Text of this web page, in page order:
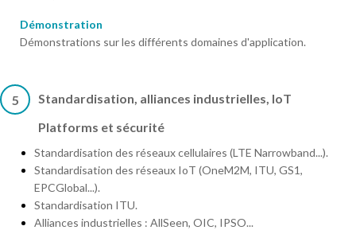
Démonstration
Démonstrations sur les différents domaines d'application.
5
Standardisation, alliances industrielles, IoT
Platforms et sécurité
Standardisation des réseaux cellulaires (LTE Narrowband...).
Standardisation des réseaux IoT (OneM2M, ITU, GS1,
EPCGlobal...).
Standardisation ITU.
Alliances industrielles : AllSeen, OIC, IPSO...